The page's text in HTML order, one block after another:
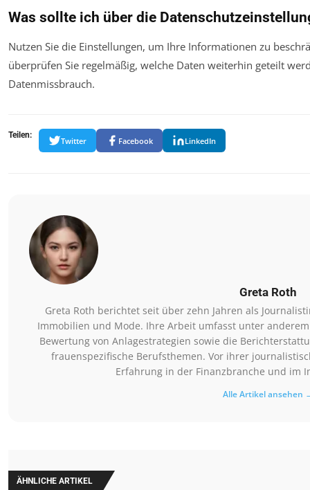
Was sollte ich über die
Nutzen Sie die Einstellungen, um Ihre Informationen zu
überprüfen Sie regelmäßig, welche Daten weiterhin geteilt
Datenmissbrauch.
Teilen:
Twitter Facebook LinkedIn
Greta Roth
Greta Roth berichtet seit über zehn Jahren als
Immobilien und Mode. Ihre Arbeit umfasst unter
Bewertung von Anlagestrategien sowie die
frauenspezifische Berufsthemen. Vor ihrer
Erfahrung in der Finanzbranche und im
Alle Artikel ansehen
ÄHNLICHE ARTIKEL